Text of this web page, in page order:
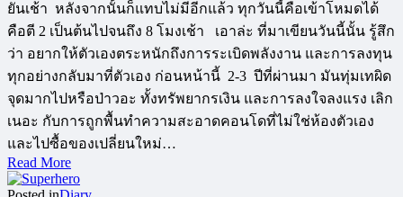
ยันเช้า หลังจากนั้นก็แทบไม่มีอีกแล้ว ทุกวันนี้คือเข้าโหมดได้
คือตี 2 เป็นต้นไปจนถึง 8 โมงเช้า เอาล่ะ ที่มาเขียนวันนี้นั้น รู้สึก
ว่า อยากให้ตัวเองตระหนักถึงการระเบิดพลังงาน และการลงทุน
ทุกอย่างกลับมาที่ตัวเอง ก่อนหน้านี้ 2-3 ปีที่ผ่านมา มันทุ่มเทผิด
จุดมากไปหรือป่าวอะ ทั้งทรัพยากรเงิน และการลงใจลงแรง เลิก
เนอะ กับการถูกพื้นทำความสะอาดคอนโดที่ไม่ใช่ห้องตัวเอง
และไปซื้อของเปลี่ยนใหม่…
Read More